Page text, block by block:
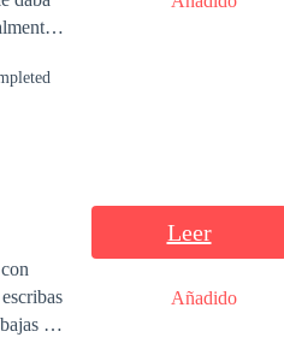
y
Leer
Añadido